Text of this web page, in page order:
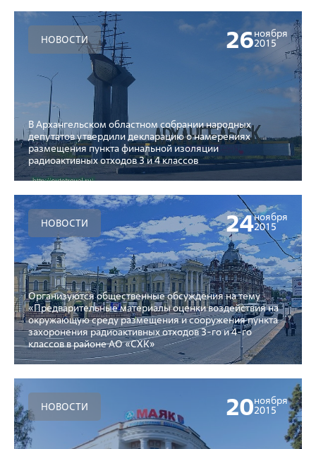
НОВОСТИ 26ноября
2015
В Архангельском областном собрании народных
депутатов утвердили декларацию о намерениях
размещения пункта финальной изоляции
радиоактивных отходов 3 и 4 классов
НОВОСТИ 24ноября
2015
Организуются общественные обсуждения на тему
«Предварительные материалы оценки воздействия на
окружающую среду размещения и сооружения пункта
захоронения радиоактивных отходов 3-го и 4-го
классов в районе АО «СХК»
НОВОСТИ 20ноября
2015